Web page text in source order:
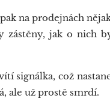
na prodejnách
zástěny, jak o nich
signálka, což
ale už prostě smrdí.